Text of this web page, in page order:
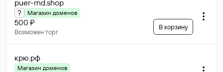
puer-rnd.shop
? Магазин доменов
500 ₽
Возможен торг
В корзину
крю.рф
Магазин доменов